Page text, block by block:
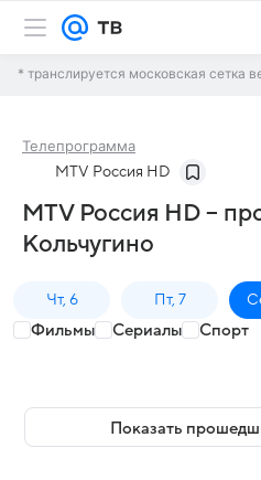
* транслируется московская сетка
Телепрограмма
MTV Россия HD
MTV Россия HD –
Кольчугино
Чт, 6 Пт, 7
Фильмы Сериалы Спорт
Показать